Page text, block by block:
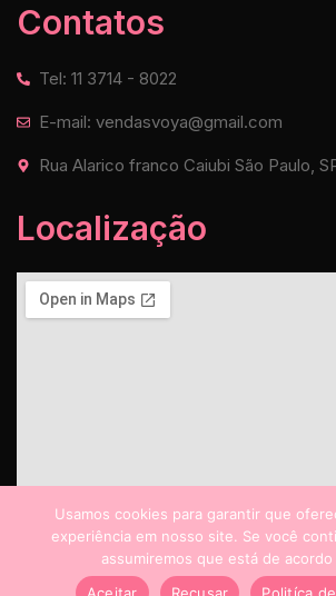
Contatos
Tel: 11 3714 - 8022
E-mail: vendasvoya@gmail.com
Rua Alarico franco Caiubi São Paulo,
Localização
Usamos cookies para garantir que
experiência em nosso site. Se você
assumiremos que está de acordo
Aceitar
Recusar Politíca